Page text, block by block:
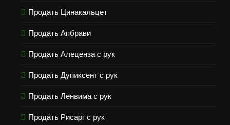
Продать Цинакальцет
Продать Апбрави
Продать Алеценза с рук
Продать Дупиксент с рук
Продать Ленвима с рук
Продать Рисарг с рук